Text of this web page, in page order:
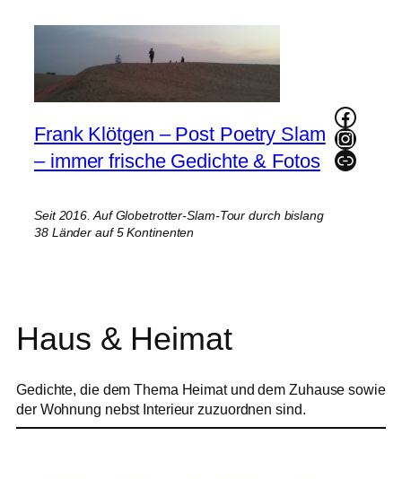
Frank Klötgen – Post Poetry Slam
– immer frische Gedichte & Fotos
Seit 2016. Auf Globetrotter-Slam-Tour durch bislang
38 Länder auf 5 Kontinenten
Link
Haus & Heimat
Gedichte, die dem Thema Heimat und dem Zuhause sowie
der Wohnung nebst Interieur zuzuordnen sind.